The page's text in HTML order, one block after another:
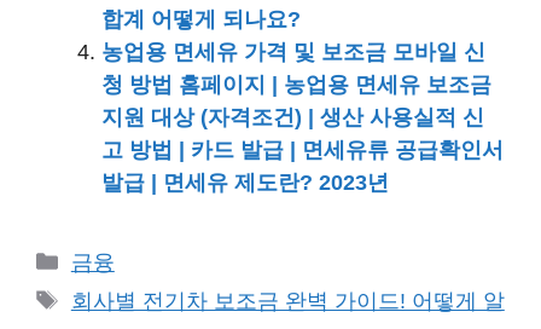
합계 어떻게 되나요?
농업용 면세유 가격 및 보조금 모바일 신
청 방법 홈페이지 | 농업용 면세유 보조금
지원 대상 (자격조건) | 생산 사용실적 신
고 방법 | 카드 발급 | 면세유류 공급확인서
발급 | 면세유 제도란? 2023년
카
테
금융
태
회사별 전기차 보조금 완벽 가이드! 어떻게 알